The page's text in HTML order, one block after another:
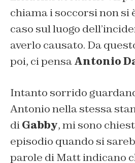
chiama i soccorsi non si
caso sul luogo
averlo causato. Da
poi, ci pensaAntonio
Intanto sorrido
Antonio nella stessa
diGabby, mi sono
episodio quando si
parole di Matt indicano